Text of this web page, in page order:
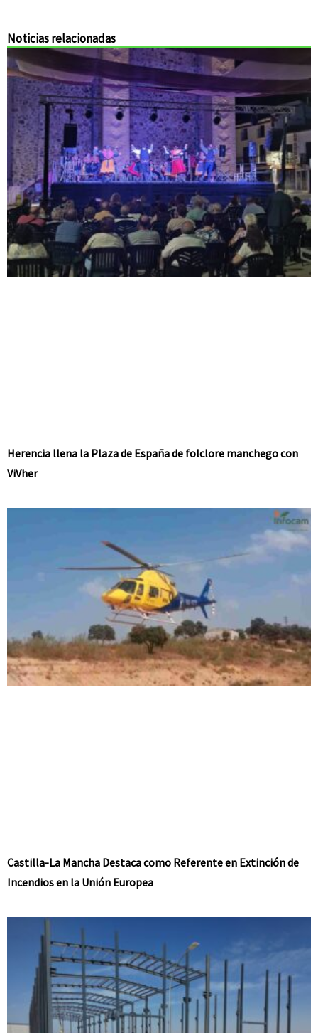
Noticias relacionadas
Herencia llena la Plaza de España de folclore manchego con
ViVher
Castilla-La Mancha Destaca como Referente en Extinción de
Incendios en la Unión Europea